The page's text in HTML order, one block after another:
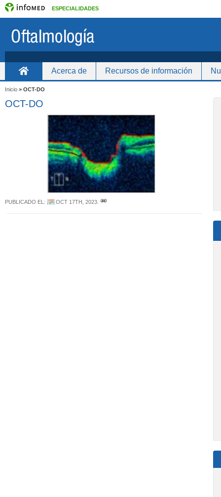
ESPECIALIDADES
Acerca de Recursos de información
Inicio > OCT-DO
OCT-DO
PUBLICADO EL: OCT 17TH, 2023